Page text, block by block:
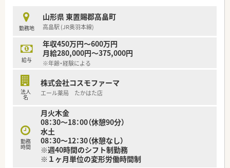
◆着実にキャリアアップ◆
現場から本部でキャリアチェンジする方もいれば、エリアマネー
ジャーになる方など、今後のなりたい姿をサポートしています。
人事考課制度は、自身で立てた目標に対してのフィードバックと
なっているため、目標に向かってどうなりたいかなどを一緒に考
えてくれる会社です！
＼ こんな方を歓迎します！ ／
☆在宅医療に携わった経験がある方、あるいは興味があり今後積
★管理薬剤師の経験を活かしたい方、あるいは今後目指している
方
☆かかりつけの経験がある方、目指していきたい方
≪ 薬局特徴 ≫
勤務地
山形県 東置賜郡高畠町
高畠駅 (JR奥羽本線)
給与
年収450万円～600万円
月給280,000円～375,000円
※年齢・経験による
法人
名
株式会社コスモファーマ
エール薬局 たかはた店
勤務
時間
月火木金
08：30～18：00（休憩90分）
水土
08：30～12：30（休憩なし）
※週40時間のシフト制勤務
※１ヶ月単位の変形労働時間制